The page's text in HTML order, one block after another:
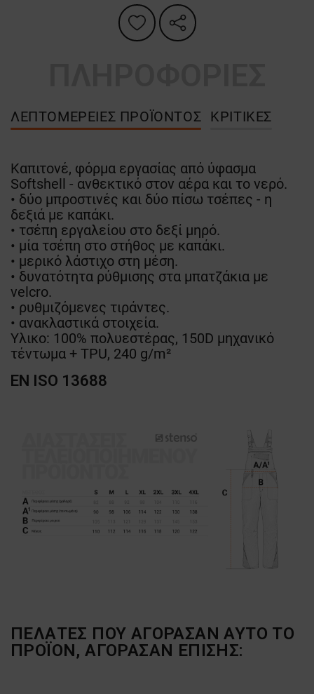
ΛΕΠΤΟΜΈΡΕΙΕΣ ΠΡΟΪΌΝΤΟΣ ΚΡΙΤΙΚΈΣ
Καπιτονέ, φόρμα εργασίας από ύφασμα
Softshell - ανθεκτικό στον αέρα και το νερό.
• δύο μπροστινές και δύο πίσω τσέπες - η
δεξιά με καπάκι.
• τσέπη εργαλείου στο δεξί μηρό.
• μία τσέπη στο στήθος με καπάκι.
• μερικό λάστιχο στη μέση.
• δυνατότητα ρύθμισης στα μπατζάκια με
velcro.
• ρυθμιζόμενες τιράντες.
• ανακλαστικά στοιχεία.
Υλικο: 100% πολυεστέρας, 150D μηχανικό
τέντωμα + TPU, 240 g/m²
EN ISO 13688
ΠΕΛΆΤΕΣ ΠΟΥ ΑΓΌΡΑΣΑΝ ΑΥΤΌ ΤΟ
ΠΡΟΪΌΝ, ΑΓΌΡΑΣΑΝ ΕΠΊΣΗΣ: